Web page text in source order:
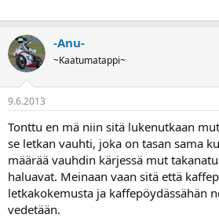
-Anu-
~Kaatumatappi~
9.6.2013
Tonttu en mä niin sitä lukenutkaan
se letkan vauhti, joka on tasan sama
määrää vauhdin kärjessä mut
haluavat. Meinaan vaan sitä että
letkakokemusta ja kaffepöydässähän
vedetään.